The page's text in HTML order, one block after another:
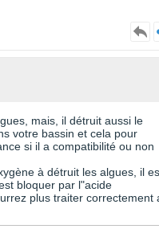
mais, il détruit aussi le
votre bassin et cela pour
si il a compatibilité ou non
à détruit les algues, il
bloquer par l"acide
plus traiter correctement